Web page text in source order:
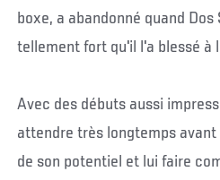
boxe, a abandonné quand
tellement fort qu'il l'a blessé à
Avec des débuts aussi
attendre très longtemps
de son potentiel et lui faire